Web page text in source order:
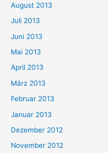
August 2013
Juli 2013
Juni 2013
Mai 2013
April 2013
März 2013
Februar 2013
Januar 2013
Dezember 2012
November 2012